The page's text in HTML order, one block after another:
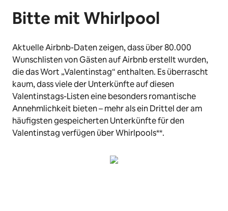
Bitte mit Whirlpool
Aktuelle Airbnb-Daten zeigen, dass über 80.000
Wunschlisten von Gästen auf Airbnb erstellt wurden,
die das Wort „Valentinstag“ enthalten. Es überrascht
kaum, dass viele der Unterkünfte auf diesen
Valentinstags-Listen eine besonders romantische
Annehmlichkeit bieten – mehr als ein Drittel der am
häufigsten gespeicherten Unterkünfte für den
Valentinstag verfügen über Whirlpools**.